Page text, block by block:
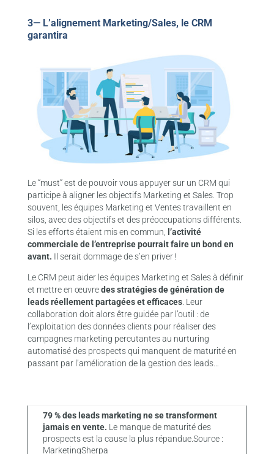
3— L’alignement Marketing/Sales, le CRM
garantira
Le “must” est de pouvoir vous appuyer sur un CRM qui
participe à aligner les objectifs Marketing et Sales. Trop
souvent, les équipes Marketing et Ventes travaillent en
silos, avec des objectifs et des préoccupations différents.
Si les efforts étaient mis en commun,
l’activité
commerciale de l’entreprise pourrait faire un bond en
avant. Il serait dommage de s’en priver !
Le CRM peut aider les équipes Marketing et Sales à définir
et mettre en œuvredes stratégies de génération de
leads réellement partagées et efficaces. Leur
collaboration doit alors être guidée par l’outil : de
l’exploitation des données clients pour réaliser des
campagnes marketing percutantes au nurturing
automatisé des prospects qui manquent de maturité en
passant par l’amélioration de la gestion des leads…
79 % des leads marketing ne se transforment
jamais en vente. Le manque de maturité des
prospects est la cause la plus répandue.Source :
MarketingSherpa